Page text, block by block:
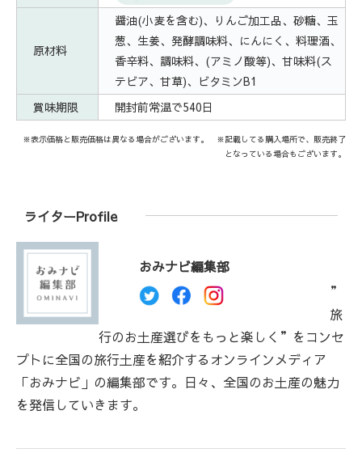
原材料
醤油(小麦を含む)、りんご加工品、砂糖、玉
葱、生姜、発酵調味料、にんにく、料理酒、
香辛料、調味料、(アミノ酸等)、甘味料(ス
テビア、甘草)、ビタミンB1
賞味期限
開封前常温で540日
※表示価格と販売価格は異なる場合がございます。 ※記載してる購入場所で、販売終了
となっている場合もございます。
ライターProfile
おみナビ編集部
”
旅
行のお土産選びをもっと楽しく”をコンセ
プトに全国の旅行土産を紹介するオンラインメディア
「おみナビ」の編集部です。日々、全国のお土産の魅力
を発信していきます。